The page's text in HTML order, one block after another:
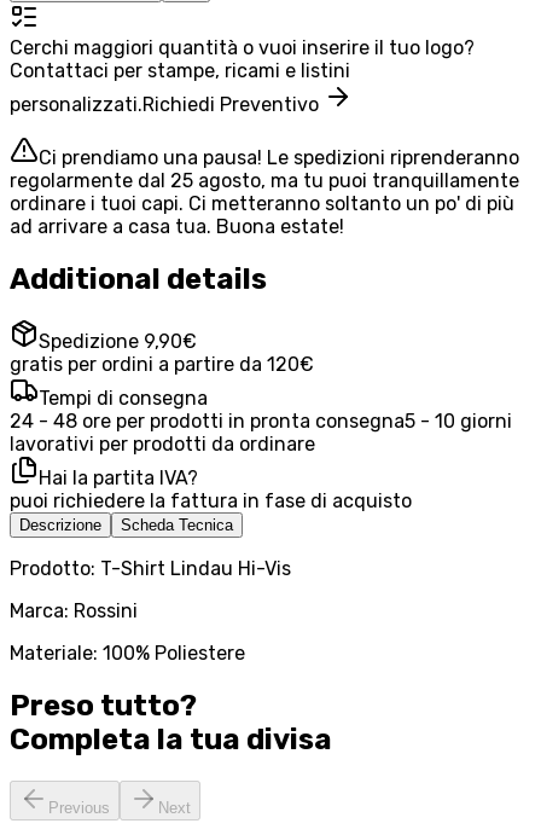
Cerchi maggiori quantità o vuoi inserire il tuo logo?
Contattaci per stampe, ricami e listini
personalizzati.Richiedi Preventivo
Ci prendiamo una pausa! Le spedizioni riprenderanno
regolarmente dal 25 agosto, ma tu puoi tranquillamente
ordinare i tuoi capi. Ci metteranno soltanto un po' di più
ad arrivare a casa tua. Buona estate!
Additional details
Spedizione 9,90€
gratis per ordini a partire da 120€
Tempi di consegna
24 - 48 ore per prodotti in pronta consegna5 - 10 giorni
lavorativi per prodotti da ordinare
Hai la partita IVA?
puoi richiedere la fattura in fase di acquisto
Descrizione Scheda Tecnica
Prodotto: T-Shirt Lindau Hi-Vis
Marca: Rossini
Materiale: 100% Poliestere
Preso tutto?
Completa la tua divisa
Previous Next